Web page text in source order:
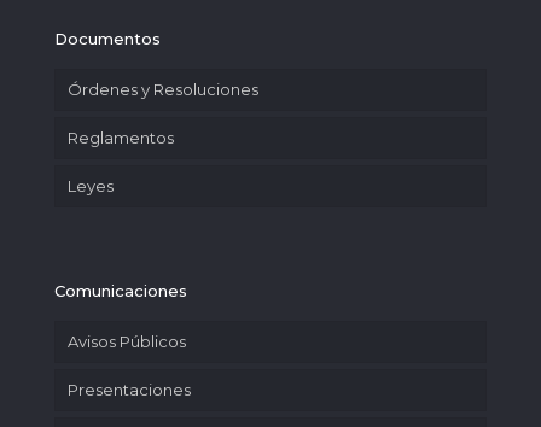
Documentos
Órdenes y Resoluciones
Reglamentos
Leyes
Comunicaciones
Avisos Públicos
Presentaciones